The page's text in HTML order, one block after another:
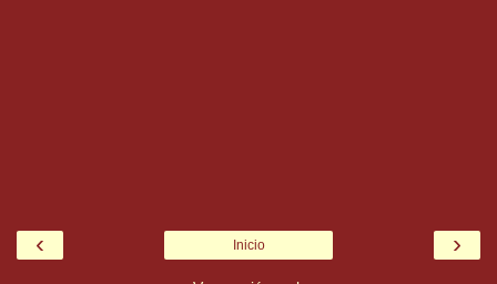
‹ ›
Inicio